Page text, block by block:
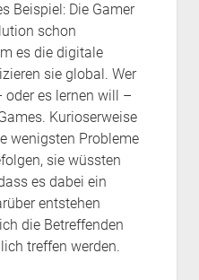
Beispiel: Die Gamer
schon
es die digitale
sie global. Wer
es lernen will –
Kurioserweise
wenigsten Probleme
sie wüssten
es dabei ein
entstehen
die Betreffenden
treffen werden.